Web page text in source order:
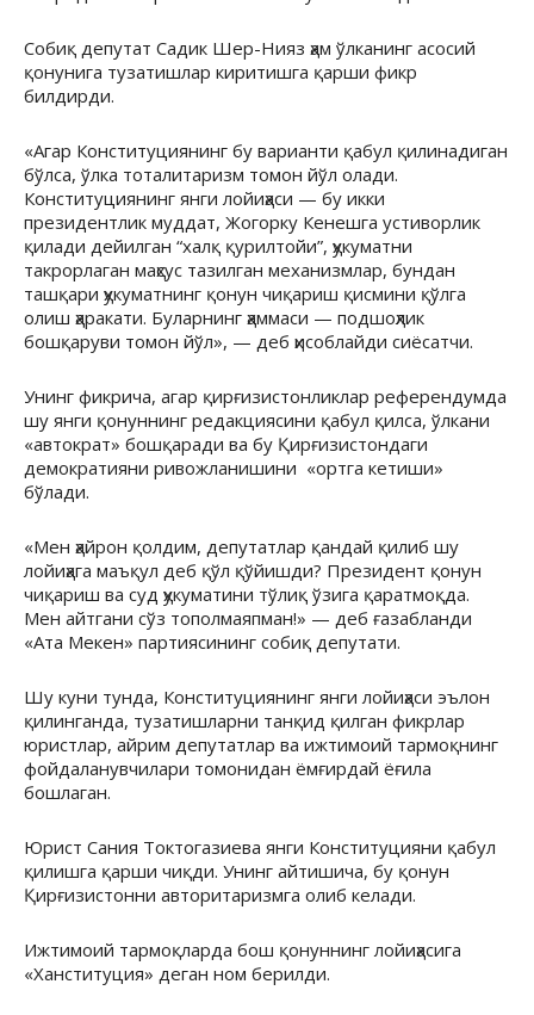
Собиқ депутат Садик Шер-Нияз ҳам ўлканинг асосий
қонунига тузатишлар киритишга қарши фикр
билдирди.
«Агар Конституциянинг бу варианти қабул қилинадиган
бўлса, ўлка тоталитаризм томон йўл олади.
Конституциянинг янги лойиҳаси — бу икки
президентлик муддат, Жогорку Кенешга устиворлик
қилади дейилган “халқ қурилтойи”, ҳукуматни
такрорлаган маҳсус тазилган механизмлар, бундан
ташқари ҳукуматнинг қонун чиқариш қисмини қўлга
олиш ҳаракати. Буларнинг ҳаммаси — подшоҳлик
бошқаруви томон йўл», — деб ҳисоблайди сиёсатчи.
Унинг фикрича, агар қирғизистонликлар референдумда
шу янги қонуннинг редакциясини қабул қилса, ўлкани
«автократ» бошқаради ва бу Қирғизистондаги
демократияни ривожланишини «ортга кетиши»
бўлади.
«Мен ҳайрон қолдим, депутатлар қандай қилиб шу
лойиҳага маъқул деб қўл қўйишди? Президент қонун
чиқариш ва суд ҳукуматини тўлиқ ўзига қаратмоқда.
Мен айтгани сўз тополмаяпман!» — деб ғазабланди
«Ата Мекен» партиясининг собиқ депутати.
Шу куни тунда, Конституциянинг янги лойиҳаси эълон
қилинганда, тузатишларни танқид қилган фикрлар
юристлар, айрим депутатлар ва ижтимоий тармоқнинг
фойдаланувчилари томонидан ёмғирдай ёғила
бошлаган.
Юрист Сания Токтогазиева янги Конституцияни қабул
қилишга қарши чиқди. Унинг айтишича, бу қонун
Қирғизистонни авторитаризмга олиб келади.
Ижтимоий тармоқларда бош қонуннинг лойиҳасига
«Ханституция» деган ном берилди.